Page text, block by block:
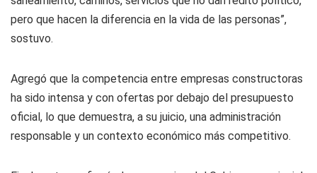
pero que hacen la diferencia en la vida de las personas”,
sostuvo.
Agregó que la competencia entre empresas constructoras
ha sido intensa y con ofertas por debajo del presupuesto
oficial, lo que demuestra, a su juicio, una administración
responsable y un contexto económico más competitivo.